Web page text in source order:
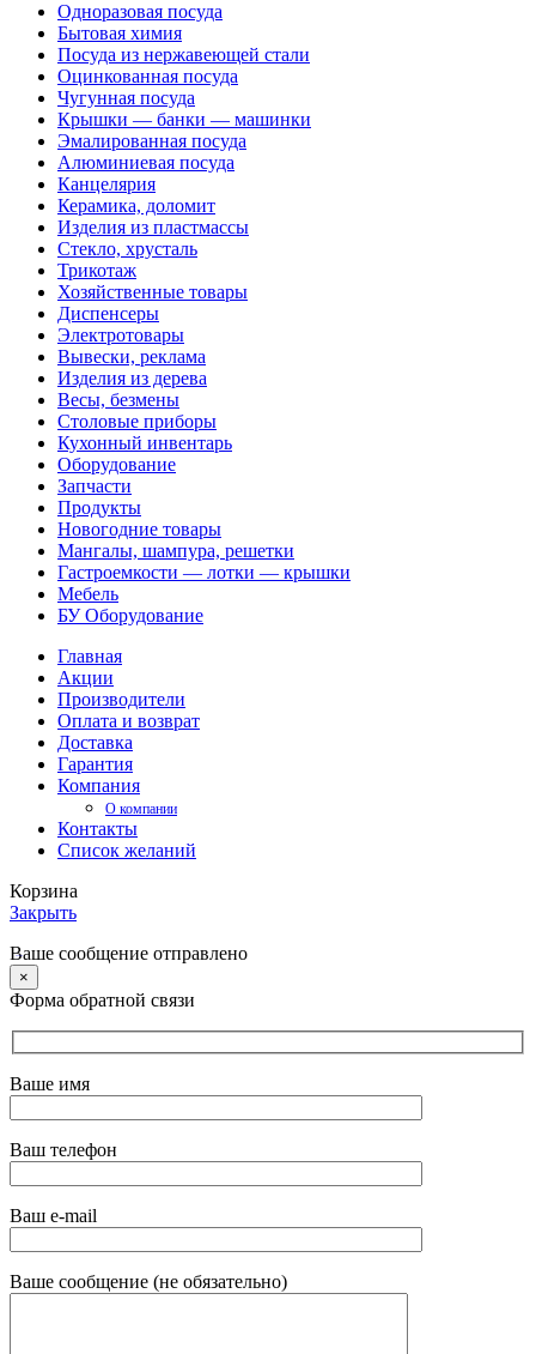
Одноразовая посуда
Бытовая химия
Посуда из нержавеющей стали
Оцинкованная посуда
Чугунная посуда
Крышки — банки — машинки
Эмалированная посуда
Алюминиевая посуда
Канцелярия
Керамика, доломит
Изделия из пластмассы
Стекло, хрусталь
Трикотаж
Хозяйственные товары
Диспенсеры
Электротовары
Вывески, реклама
Изделия из дерева
Весы, безмены
Столовые приборы
Кухонный инвентарь
Оборудование
Запчасти
Продукты
Новогодние товары
Мангалы, шампура, решетки
Гастроемкости — лотки — крышки
Мебель
БУ Оборудование
Главная
Акции
Производители
Оплата и возврат
Доставка
Гарантия
Компания
О компании
Контакты
Список желаний
Корзина
Закрыть
Ваше сообщение отправлено
×
Форма обратной связи
Ваше имя
Ваш телефон
Ваш e-mail
Ваше сообщение (не обязательно)